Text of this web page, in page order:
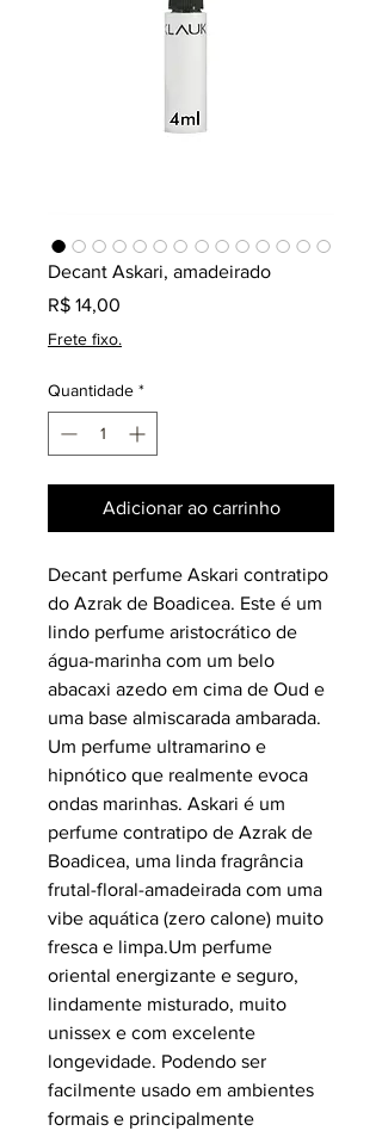
Decant Askari, amadeirado
R$ 14,00
Frete fixo.
Quantidade *
Adicionar ao carrinho
Decant perfume Askari contratipo
do Azrak de Boadicea. Este é um
lindo perfume aristocrático de
água-marinha com um belo
abacaxi azedo em cima de Oud e
uma base almiscarada ambarada.
Um perfume ultramarino e
hipnótico que realmente evoca
ondas marinhas. Askari é um
perfume contratipo de Azrak de
Boadicea, uma linda fragrância
frutal-floral-amadeirada com uma
vibe aquática (zero calone) muito
fresca e limpa.Um perfume
oriental energizante e seguro,
lindamente misturado, muito
unissex e com excelente
longevidade. Podendo ser
facilmente usado em ambientes
formais e principalmente